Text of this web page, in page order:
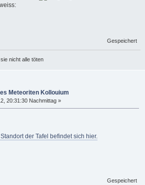
Gespeichert
nicht alle töten
Meteoriten Kollouium
20:31:30 Nachmittag »
Standort der Tafel befindet sich hier.
Gespeichert